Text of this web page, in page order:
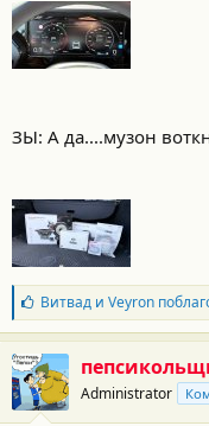
ЗЫ: А да....музон
Б
л
а
г
о
д
а
Витвади Veyron
Administrator